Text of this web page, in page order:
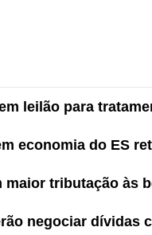
leilão para
economia do ES
maior tributação às
negociar dívidas